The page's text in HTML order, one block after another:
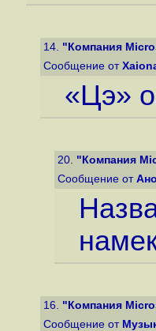
14. "Компания
Сообщение от
«Цэ»
20. "Компания
Сообщение от
16. "Компания
Сообщение от